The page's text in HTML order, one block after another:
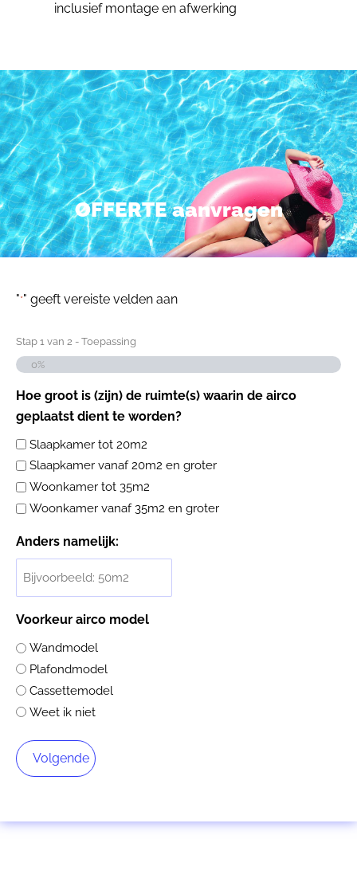
inclusief montage en afwerking
OFFERTE aanvragen
"*" geeft vereiste velden aan
Stap 1 van 2 - Toepassing
0%
Hoe groot is (zijn) de ruimte(s) waarin de airco
geplaatst dient te worden?
Slaapkamer tot 20m2
Slaapkamer vanaf 20m2 en groter
Woonkamer tot 35m2
Woonkamer vanaf 35m2 en groter
Anders namelijk:
Voorkeur airco model
Wandmodel
Plafondmodel
Cassettemodel
Weet ik niet